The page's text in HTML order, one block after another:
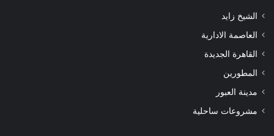
الشيخ زايد
العاصمة الادارية
القاهرة الجديدة
المطورين
مدينة العبور
مشروعات ساحلية